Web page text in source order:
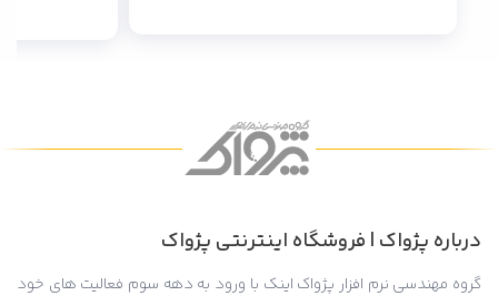
درباره پژواک | فروشگاه اینترنتی پژواک
گروه مهندسی نرم افزار پژواک اینک با ورود به دهه سوم فعالیت های خود